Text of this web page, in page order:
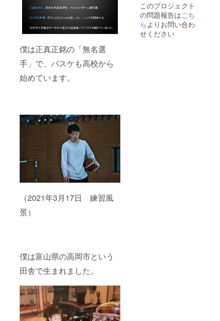
僕は正真正銘の「無名選
手」で、バスケも高校から
始めています。
（2021年3月17日 練習風
景）
僕は富山県の高岡市という
田舎で生まれました。
このプロジェクト
の問題報告はこち
らよりお問い合わ
せください